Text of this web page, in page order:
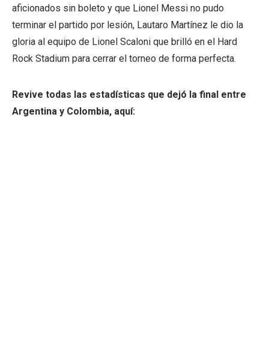
aficionados sin boleto y que Lionel Messi no pudo
terminar el partido por lesión, Lautaro Martínez le dio la
gloria al equipo de Lionel Scaloni que brilló en el Hard
Rock Stadium para cerrar el torneo de forma perfecta.
Revive todas las estadísticas que dejó la final entre
Argentina y Colombia, aquí: